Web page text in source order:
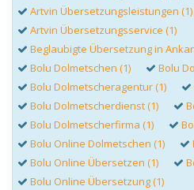
Artvin Übersetzungsleistungen (1)
Artvin Übersetzungsservice (1)
Beglaubigte Übersetzung in
Bolu Dolmetschen (1)
Bolu
Bolu Dolmetscheragentur (1)
Bolu Dolmetscherdienst (1)
Bolu Dolmetscherfirma (1)
Bolu Online Dolmetschen (1)
Bolu Online Übersetzen (1)
Bolu Online Übersetzung (1)